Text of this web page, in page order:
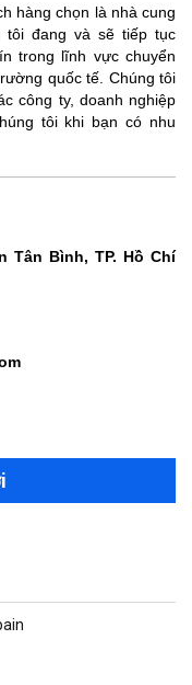
hàng chọn là nhà cung
tôi đang và sẽ tiếp tục
trong lĩnh vực chuyển
quốc tế. Chúng tôi
công ty, doanh nghiệp
tôi khi bạn có nhu
Tân Bình, TP. Hồ Chí
/ 38 134 892